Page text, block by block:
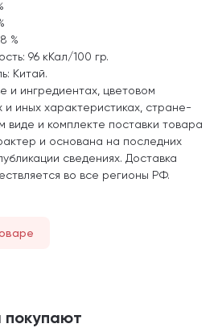
%
96 кКал/100 гр.
Китай.
и ингредиентах, цветовом
и иных характеристиках, стране-
виде и комплекте поставки товара
и основана на последних
сведениях. Доставка
во все регионы РФ.
покупают